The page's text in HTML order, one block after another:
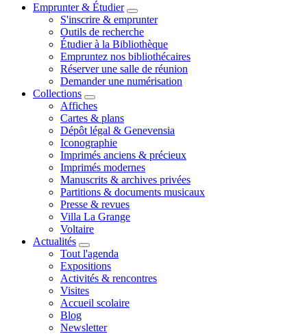
Emprunter & Étudier
S'inscrire & emprunter
Outils de recherche
Étudier à la Bibliothèque
Empruntez nos bibliothécaires
Réserver une salle de réunion
Demander une numérisation
Collections
Affiches
Cartes & plans
Dépôt légal & Genevensia
Iconographie
Imprimés anciens & précieux
Imprimés modernes
Manuscrits & archives privées
Partitions & documents musicaux
Presse & revues
Villa La Grange
Voltaire
Actualités
Tout l'agenda
Expositions
Activités & rencontres
Visites
Accueil scolaire
Blog
Newsletter